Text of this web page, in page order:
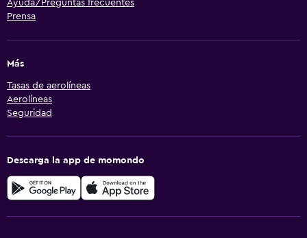
Ayuda/Preguntas frecuentes
Prensa
Más
Tasas de aerolíneas
Aerolíneas
Seguridad
Descarga la app de momondo